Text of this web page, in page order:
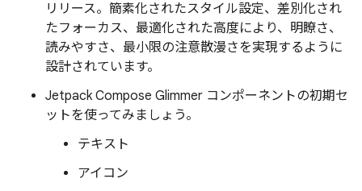
リリース。簡素化されたスタイル設定、差別化され
たフォーカス、最適化された高度により、明瞭さ、
読みやすさ、最小限の注意散漫さを実現するように
設計されています。
Jetpack Compose Glimmer コンポーネントの初期セ
ットを使ってみましょう。
テキスト
アイコン